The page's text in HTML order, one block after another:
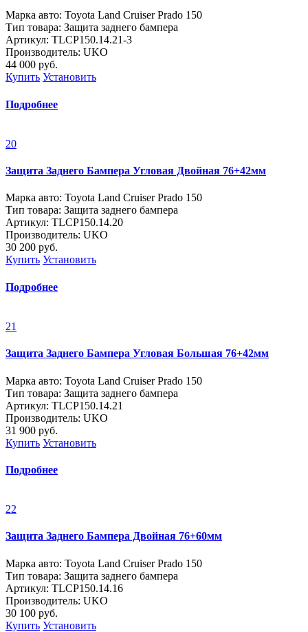
Марка авто: Toyota Land Cruiser Prado 150
Тип товара: Защита заднего бампера
Артикул: TLСP150.14.21-3
Производитель: UKO
44 000 руб.
Купить Установить
Подробнее
20
Защита Заднего Бампера Угловая Двойная 76+42мм
Марка авто: Toyota Land Cruiser Prado 150
Тип товара: Защита заднего бампера
Артикул: ТLСP150.14.20
Производитель: UKO
30 200 руб.
Купить Установить
Подробнее
21
Защита Заднего Бампера Угловая Большая 76+42мм
Марка авто: Toyota Land Cruiser Prado 150
Тип товара: Защита заднего бампера
Артикул: ТLСP150.14.21
Производитель: UKO
31 900 руб.
Купить Установить
Подробнее
22
Защита Заднего Бампера Двойная 76+60мм
Марка авто: Toyota Land Cruiser Prado 150
Тип товара: Защита заднего бампера
Артикул: TLСP150.14.16
Производитель: UKO
30 100 руб.
Купить Установить